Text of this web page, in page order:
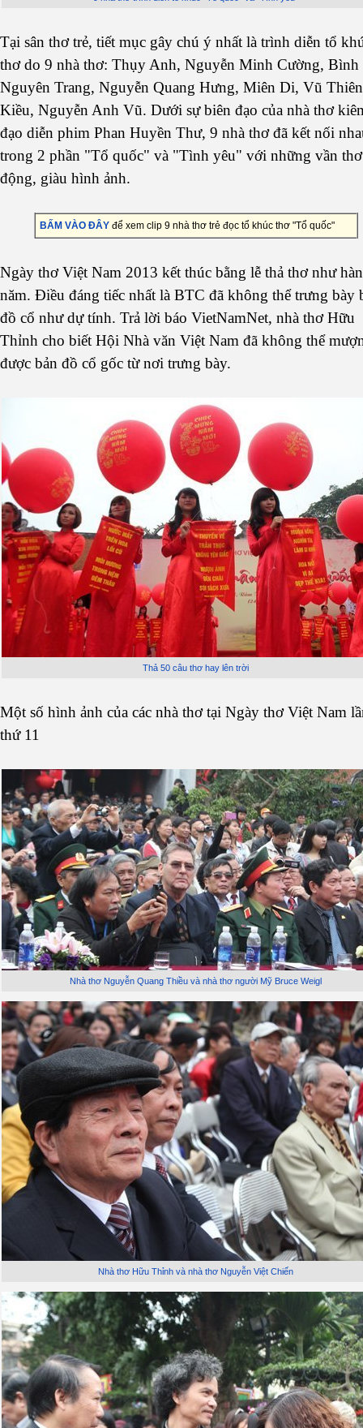
Tại sân thơ trẻ, tiết mục gây chú ý nhất là trình diễn tổ
thơ do 9 nhà thơ: Thụy Anh, Nguyễn Minh Cường, Bình
Nguyên Trang, Nguyễn Quang Hưng, Miên Di, Vũ Thiên
Kiều, Nguyễn Anh Vũ. Dưới sự biên đạo của nhà thơ
đạo diễn phim Phan Huyền Thư, 9 nhà thơ đã kết nối
trong 2 phần "Tổ quốc" và "Tình yêu" với những vần
động, giàu hình ảnh.
BẤM VÀO ĐÂY để xem clip 9 nhà thơ trẻ đọc tổ khúc thơ "Tổ quốc"
Ngày thơ Việt Nam 2013 kết thúc bằng lễ thả thơ như
năm. Điều đáng tiếc nhất là BTC đã không thể trưng bày
đồ cổ như dự tính. Trả lời báo VietNamNet, nhà thơ Hữu
Thỉnh cho biết Hội Nhà văn Việt Nam đã không thể
được bản đồ cổ gốc từ nơi trưng bày.
Thả 50 câu thơ hay lên trời
Một số hình ảnh của các nhà thơ tại Ngày thơ Việt Nam
thứ 11
Nhà thơ Nguyễn Quang Thiều và nhà thơ người Mỹ Bruce Weigl
Nhà thơ Hữu Thỉnh và nhà thơ Nguyễn Việt Chiến